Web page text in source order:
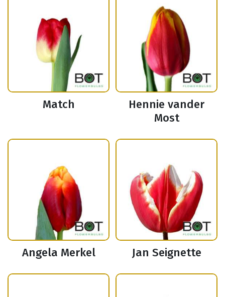
Match
Hennie vander
Most
Angela Merkel Jan Seignette